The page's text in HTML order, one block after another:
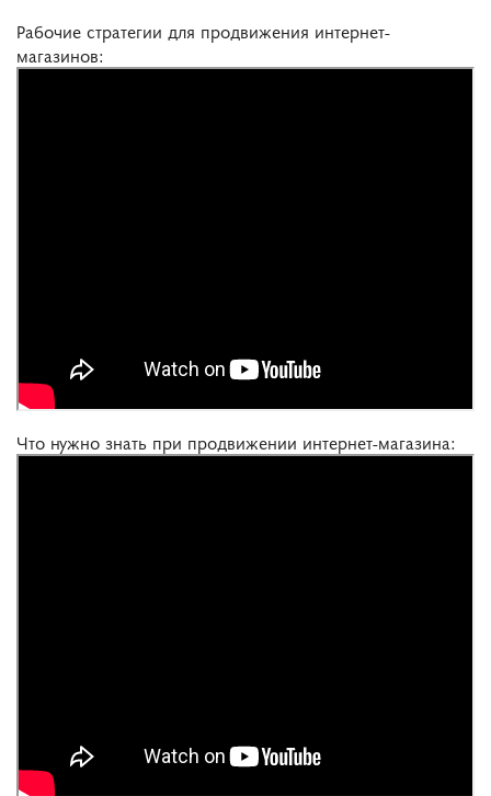
Рабочие стратегии для продвижения интернет-
магазинов:
Что нужно знать при продвижении интернет-магазина: